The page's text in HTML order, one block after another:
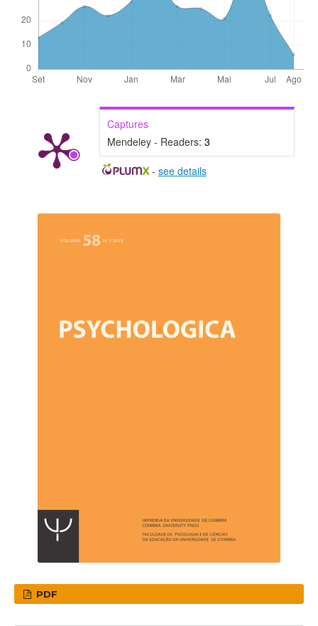
Captures
Mendeley - Readers: 3
- see details
PDF